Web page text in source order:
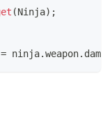
(Ninja) ;
= ninja.weapon.